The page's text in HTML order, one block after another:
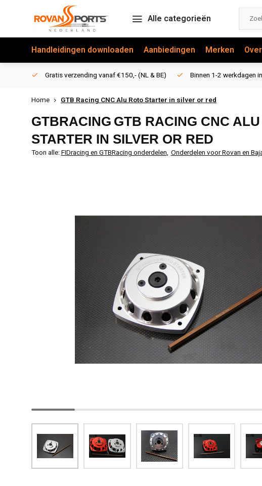
Alle categorieën
Handleidingen downloaden Aanbiedingen Merken
Gratis verzending vanaf €150,- (NL & BE) Binnen 1-2 werkdagen
Home GTB Racing CNC Alu Roto Starter in silver or red
GTBRACING GTB RACING CNC
STARTER IN SILVER OR RED
Toon alle:FIDracing en GTBRacing onderdelen, Onderdelen voor Rovan en